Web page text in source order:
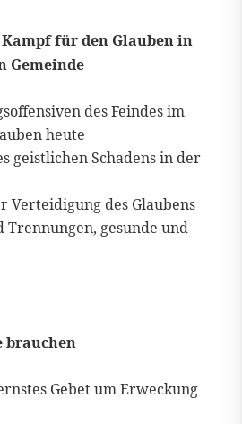
für den Glauben in
Gemeinde
des Feindes im
heute
geistlichen Schadens in der
Verteidigung des Glaubens
Trennungen, gesunde und
brauchen
Gebet um Erweckung